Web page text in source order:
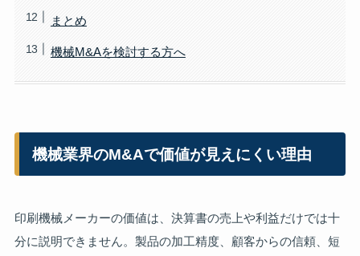
まとめ
機械M&Aを検討する方へ
機械業界のM&Aで価値が見えにくい理由
印刷機械メーカーの価値は、決算書の売上や利益だけでは十
分に説明できません。製品の加工精度、顧客からの信頼、短